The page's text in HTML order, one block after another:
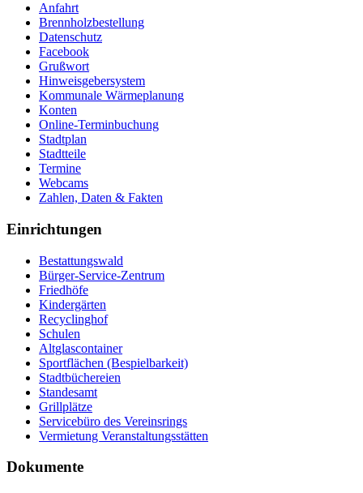
Anfahrt
Brennholzbestellung
Datenschutz
Facebook
Grußwort
Hinweisgebersystem
Kommunale Wärmeplanung
Konten
Online-Terminbuchung
Stadtplan
Stadtteile
Termine
Webcams
Zahlen, Daten & Fakten
Einrichtungen
Bestattungswald
Bürger-Service-Zentrum
Friedhöfe
Kindergärten
Recyclinghof
Schulen
Altglascontainer
Sportflächen (Bespielbarkeit)
Stadtbüchereien
Standesamt
Grillplätze
Servicebüro des Vereinsrings
Vermietung Veranstaltungsstätten
Dokumente